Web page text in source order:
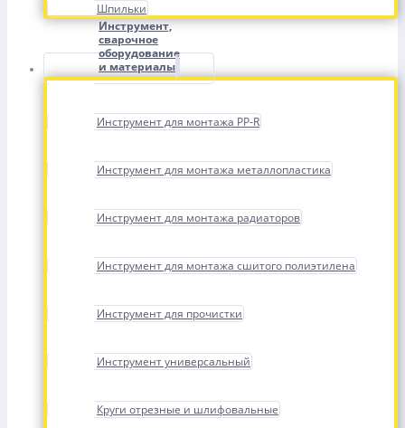
Шпильки
Инструмент,
сварочное
оборудование
и материалы
Инструмент для монтажа PP-R
Инструмент для монтажа металлопластика
Инструмент для монтажа радиаторов
Инструмент для монтажа сшитого полиэтилена
Инструмент для прочистки
Инструмент универсальный
Круги отрезные и шлифовальные